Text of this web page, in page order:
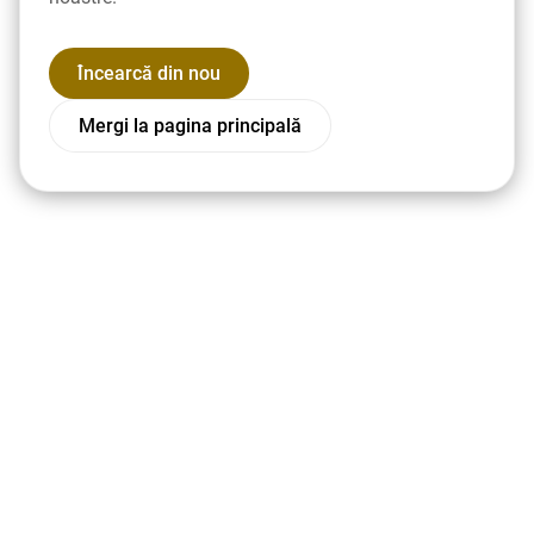
Încearcă din nou
Mergi la pagina principală